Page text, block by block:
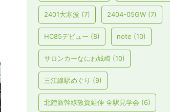
2401大寒波 (7) 2404-05GW (7)
HC85デビュー (8) note (10)
サロンカーなにわ城崎 (10)
三江線駅めぐり (9)
北陸新幹線敦賀延伸 全駅見学会 (6)